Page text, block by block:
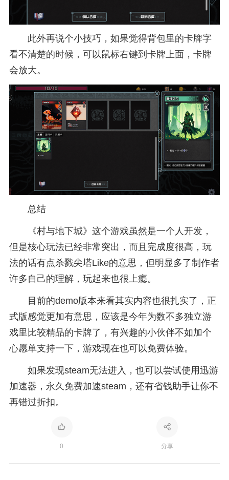
此外再说个小技巧，如果觉得背包里的卡牌字
看不清楚的时候，可以鼠标右键到卡牌上面，卡牌
会放大。
总结
《村与地下城》这个游戏虽然是一个人开发，
但是核心玩法已经非常突出，而且完成度很高，玩
法的话有点杀戮尖塔Like的意思，但明显多了制作者
许多自己的理解，玩起来也很上瘾。
目前的demo版本来看其实内容也很扎实了，正
式版感觉更加有意思，应该是今年为数不多独立游
戏里比较精品的卡牌了，有兴趣的小伙伴不如加个
心愿单支持一下，游戏现在也可以免费体验。
如果发现steam无法进入，也可以尝试使用迅游
加速器，永久免费加速steam，还有省钱助手让你不
再错过折扣。
0 分享